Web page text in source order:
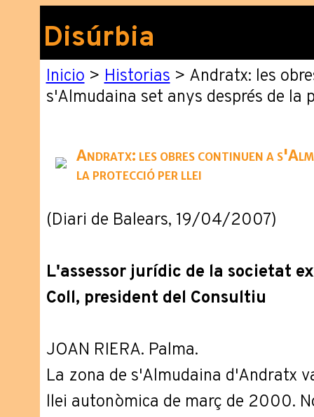
Disúrbia
Inicio>Historias> Andratx: les
s'Almudaina set anys després de la
Andratx: les obres continuen a
la protecció per llei
(Diari de Balears, 19/04/2007)
L'assessor jurídic de la societat
Coll, president del Consultiu
JOAN RIERA. Palma.
La zona de s'Almudaina d'Andratx
llei autonòmica de març de 2000.